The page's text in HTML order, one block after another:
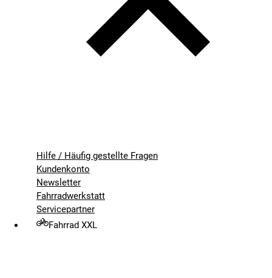
Hilfe / Häufig gestellte Fragen
Kundenkonto
Newsletter
Fahrradwerkstatt
Servicepartner
Fahrrad XXL